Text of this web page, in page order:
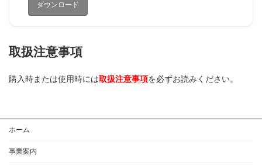
ダウンロード
取扱注意事項
購入時または使用時には取扱注意事項を必ずお読みください。
ホーム
事業案内